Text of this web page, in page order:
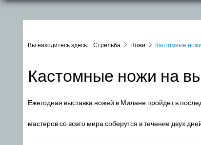
Вы находитесь здесь: Стрельба Ножи Кастомные
Кастомные ножи на
Ежегодная выставка ножей в Милане пройдет в
мастеров со всего мира соберутся в течение двух